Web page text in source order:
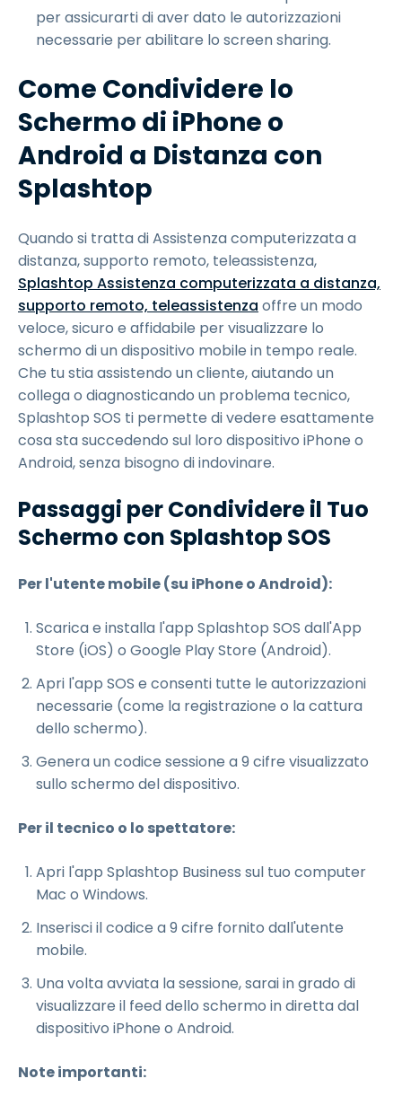
per assicurarti di aver dato le autorizzazioni
necessarie per abilitare lo screen sharing.
Come Condividere lo
Schermo di iPhone o
Android a Distanza con
Splashtop
Quando si tratta di Assistenza computerizzata a
distanza, supporto remoto, teleassistenza,
Splashtop Assistenza computerizzata a distanza,
supporto remoto, teleassistenza offre un modo
veloce, sicuro e affidabile per visualizzare lo
schermo di un dispositivo mobile in tempo reale.
Che tu stia assistendo un cliente, aiutando un
collega o diagnosticando un problema tecnico,
Splashtop SOS ti permette di vedere esattamente
cosa sta succedendo sul loro dispositivo iPhone o
Android, senza bisogno di indovinare.
Passaggi per Condividere il Tuo
Schermo con Splashtop SOS
Per l'utente mobile (su iPhone o Android):
Scarica e installa l'app Splashtop SOS dall'App
Store (iOS) o Google Play Store (Android).
Apri l'app SOS e consenti tutte le autorizzazioni
necessarie (come la registrazione o la cattura
dello schermo).
Genera un codice sessione a 9 cifre visualizzato
sullo schermo del dispositivo.
Per il tecnico o lo spettatore:
Apri l'app Splashtop Business sul tuo computer
Mac o Windows.
Inserisci il codice a 9 cifre fornito dall'utente
mobile.
Una volta avviata la sessione, sarai in grado di
visualizzare il feed dello schermo in diretta dal
dispositivo iPhone o Android.
Note importanti: